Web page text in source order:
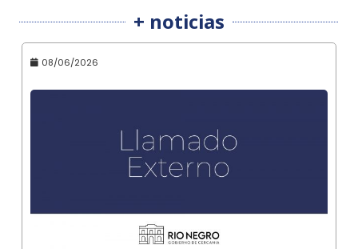
+ noticias
08/06/2026